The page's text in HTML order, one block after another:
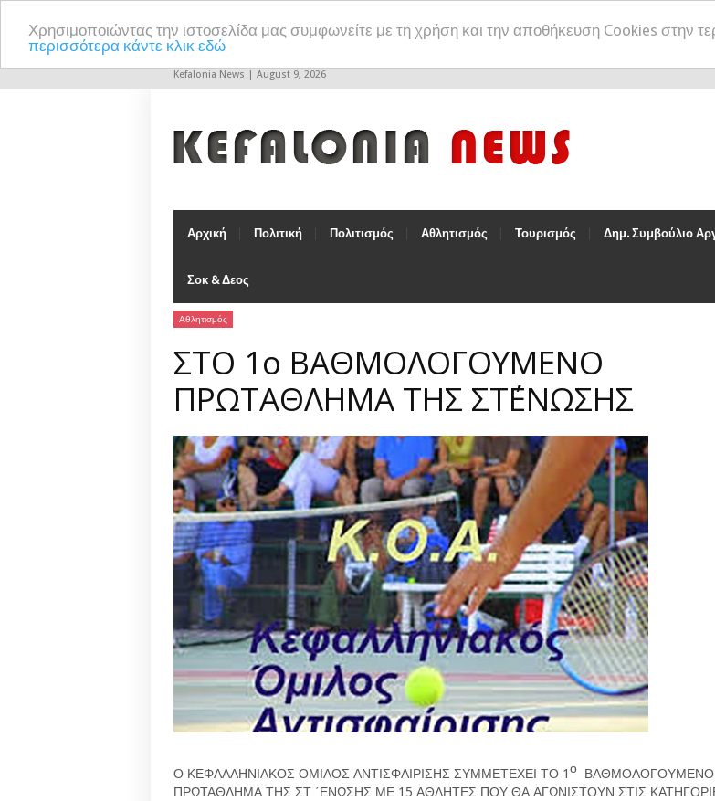
Χρησιμοποιώντας την ιστοσελίδα μας συμφωνείτε με τη χρήση και την αποθήκευση Cookies στην
περισσότερα κάντε κλικ εδώ
Kefalonia News | August 9, 2026
Αρχική Πολιτική Πολιτισμός Αθλητισμός Τουρισμός Δημ. Συμβούλιο
Σοκ & Δεος
Αθλητισμός
ΣΤΟ 1ο ΒΑΘΜΟΛΟΓΟΥΜΕΝΟ
ΠΡΩΤΑΘΛΗΜΑ ΤΗΣ ΣΤ΄ΕΝΩΣΗΣ
Ο ΚΕΦΑΛΛΗΝΙΑΚΟΣ ΟΜΙΛΟΣ ΑΝΤΙΣΦΑΙΡΙΣΗΣ ΣΥΜΜΕΤΕΧΕΙ ΤΟ 1ο ΒΑΘΜΟΛΟΓΟΥΜΕΝΟ
ΠΡΩΤΑΘΛΗΜΑ ΤΗΣ ΣΤ ΄ΕΝΩΣΗΣ ΜΕ 15 ΑΘΛΗΤΕΣ ΠΟΥ ΘΑ ΑΓΩΝΙΣΤΟΥΝ ΣΤΙΣ